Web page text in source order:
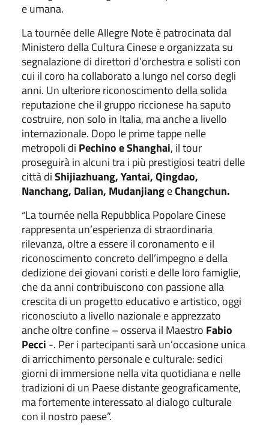
e umana.
La tournée delle Allegre Note è patrocinata dal
Ministero della Cultura Cinese e organizzata su
segnalazione di direttori d’orchestra e solisti con
cui il coro ha collaborato a lungo nel corso degli
anni. Un ulteriore riconoscimento della solida
reputazione che il gruppo riccionese ha saputo
costruire, non solo in Italia, ma anche a livello
internazionale. Dopo le prime tappe nelle
metropoli di Pechino e Shanghai, il tour
proseguirà in alcuni tra i più prestigiosi teatri delle
città diShijiazhuang, Yantai, Qingdao,
Nanchang, Dalian, MudanjiangeChangchun.
“La tournée nella Repubblica Popolare Cinese
rappresenta un’esperienza di straordinaria
rilevanza, oltre a essere il coronamento e il
riconoscimento concreto dell’impegno e della
dedizione dei giovani coristi e delle loro famiglie,
che da anni contribuiscono con passione alla
crescita di un progetto educativo e artistico, oggi
riconosciuto a livello nazionale e apprezzato
anche oltre confine – osserva il Maestro Fabio
Pecci -. Per i partecipanti sarà un’occasione unica
di arricchimento personale e culturale: sedici
giorni di immersione nella vita quotidiana e nelle
tradizioni di un Paese distante geograficamente,
ma fortemente interessato al dialogo culturale
con il nostro paese”.